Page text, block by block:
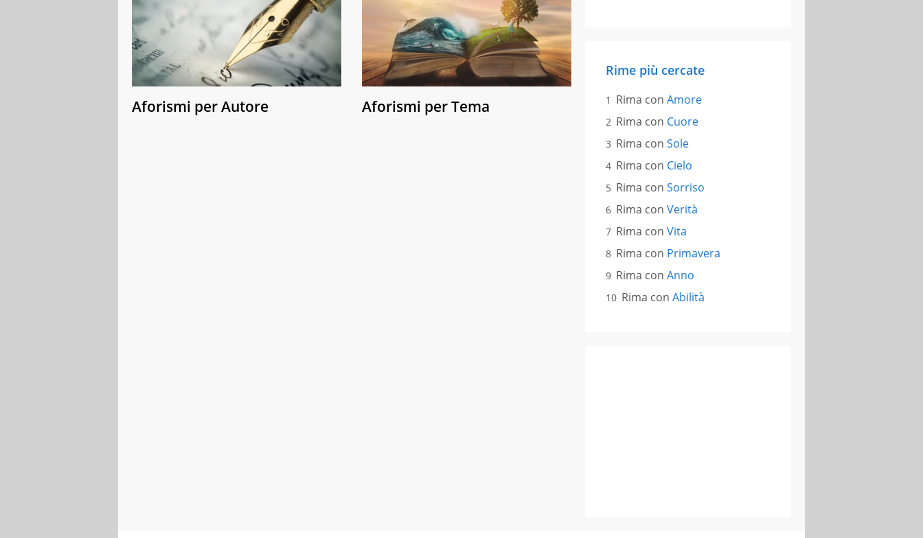
Aforismi per Autore Aforismi per Tema
Rime più cercate
Rima con Amore
Rima con Cuore
Rima con Sole
Rima con Cielo
Rima con Sorriso
Rima con Verità
Rima con Vita
Rima con Primavera
Rima con Anno
Rima con Abilità